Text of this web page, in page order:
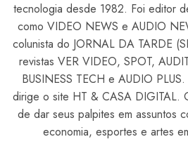
tecnologia desde 1982. Foi editor
como VIDEO NEWS e AUDIO
colunista do JORNAL DA TARDE
revistas VER VIDEO, SPOT,
BUSINESS TECH e AUDIO
dirige o site HT & CASA DIGITAL.
de dar seus palpites em assuntos
economia, esportes e artes